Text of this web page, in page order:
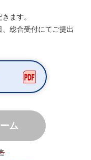
ます。
総合受付にてご提出
ム